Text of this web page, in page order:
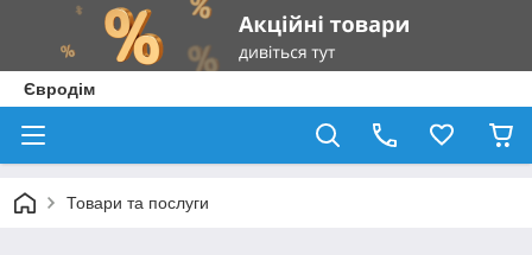
Євродім
Товари та послуги